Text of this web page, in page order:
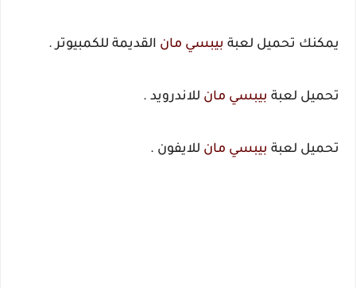
يمكنك تحميل لعبة بيبسي مان القديمة للكمبيوتر .
تحميل لعبة بيبسي مان للاندرويد .
تحميل لعبة بيبسي مان للايفون .